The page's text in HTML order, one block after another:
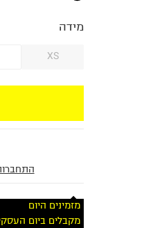
מידה
XS
מזמינים היום
מקבלים ביום